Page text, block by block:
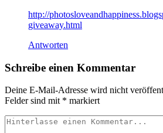
http://
giveaway.html
Antworten
Schreibe einen Kommentar
Deine E-Mail-Adresse wird nicht
Felder sind mit * markiert